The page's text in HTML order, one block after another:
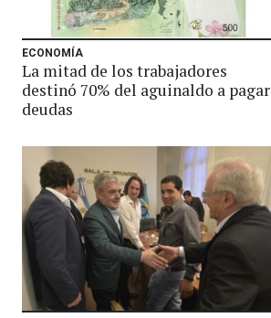
ECONOMÍA
La mitad de los trabajadores
destinó 70% del aguinaldo a pagar
deudas